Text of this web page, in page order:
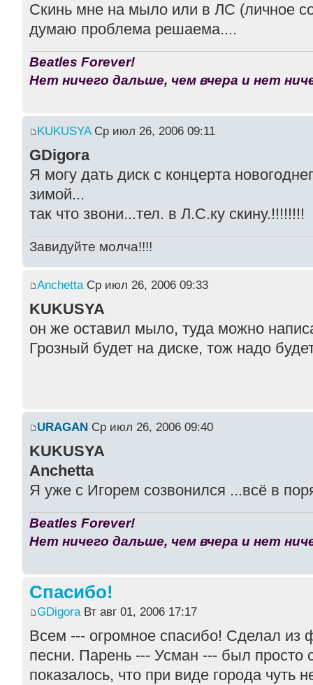
Скинь мне на мыло или в ЛС (личное
думаю проблема решаема....
Beatles Forever!
Нет ничего дальше, чем вчера и нет
KUKUSYAСр июл 26, 2006 09:11
GDigora
Я могу дать диск с концерта
зимой...
так что звони...тел. в Л.С.ку скину.!!!!!!!!
Завидуйте молча!!!!
AnchettaСр июл 26, 2006 09:33
KUKUSYA
он же оставил мыло, туда можно
Грозный будет на диске, тож надо
URAGAN Ср июл 26, 2006 09:40
KUKUSYA
Anchetta
Я уже с Игорем созвонился ...всё в
Beatles Forever!
Нет ничего дальше, чем вчера и нет
Спасибо!
GDigoraВт авг 01, 2006 17:17
Всем --- огромное спасибо! Сделал из
песни. Парень --- Усман --- был просто
показалось, что при виде города чуть